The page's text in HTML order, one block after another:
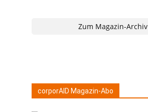
Zum Magazin-Archiv
corporAID Magazin-Abo